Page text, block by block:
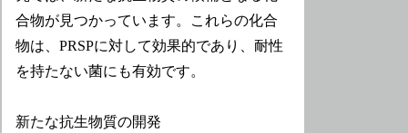
合物が見つかっています。これらの化合
物は、PRSPに対して効果的であり、耐性
を持たない菌にも有効です。
新たな抗生物質の開発